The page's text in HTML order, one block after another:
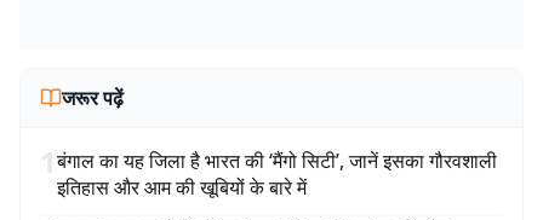
जरूर पढ़ें
1बंगाल का यह जिला है भारत की ‘मैंगो सिटी’, जानें इसका गौरवशाली
इतिहास और आम की खूबियों के बारे में